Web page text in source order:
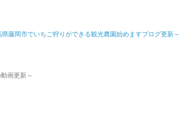
藤岡市でいちご狩りができる観光農園始めますブログ更新～
画更新～